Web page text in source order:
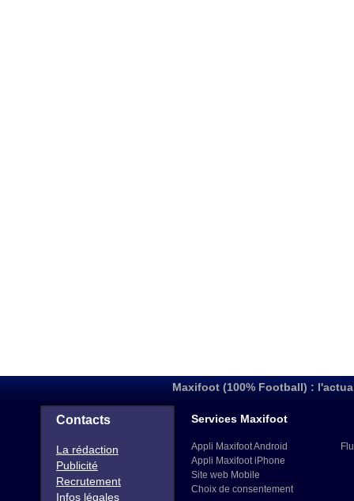
Maxifoot (100% Football) :
Contacts
La rédaction
Publicité
Recrutement
Infos légales
Services Maxifoot
Appli Maxifoot Android
Appli Maxifoot iPhone
Site web Mobile
Choix de consentement